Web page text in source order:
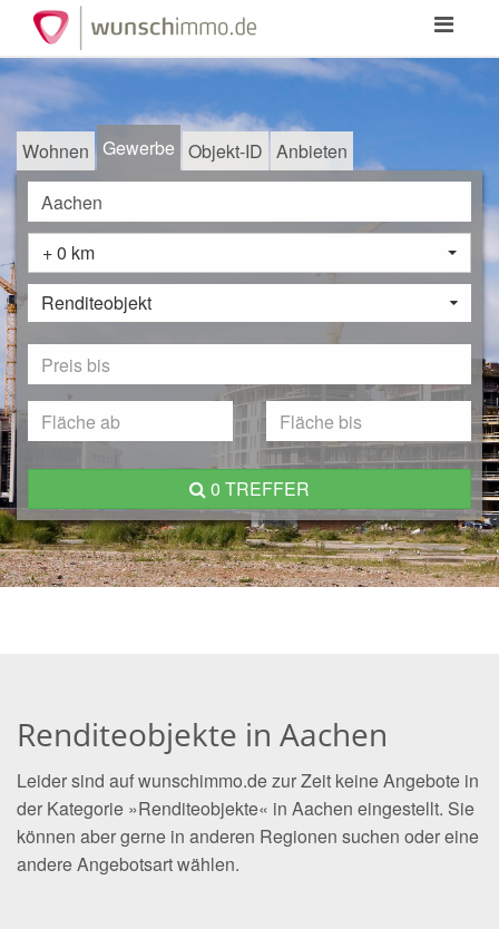
Toggle
Wohnen Gewerbe Objekt-ID Anbieten
+ 0 km
Renditeobjekt
0 TREFFER
Renditeobjekte in Aachen
Leider sind auf wunschimmo.de zur Zeit keine Angebote in
der Kategorie »Renditeobjekte« in Aachen eingestellt. Sie
können aber gerne in anderen Regionen suchen oder eine
andere Angebotsart wählen.